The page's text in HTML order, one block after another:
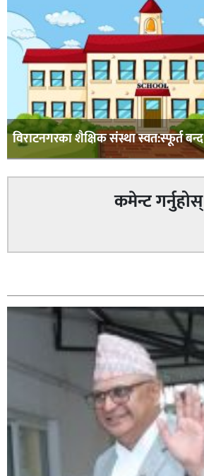
विराटनगरका शैक्षिक संस्था स्वत:स्फूर्त बन्द
कमेन्ट गर्नुहोस्